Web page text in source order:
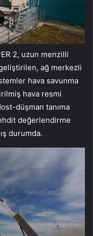
2, uzun menzilli
ağ merkezli
hava savunma
hava resmi
düşman tanıma
değerlendirme
durumda.